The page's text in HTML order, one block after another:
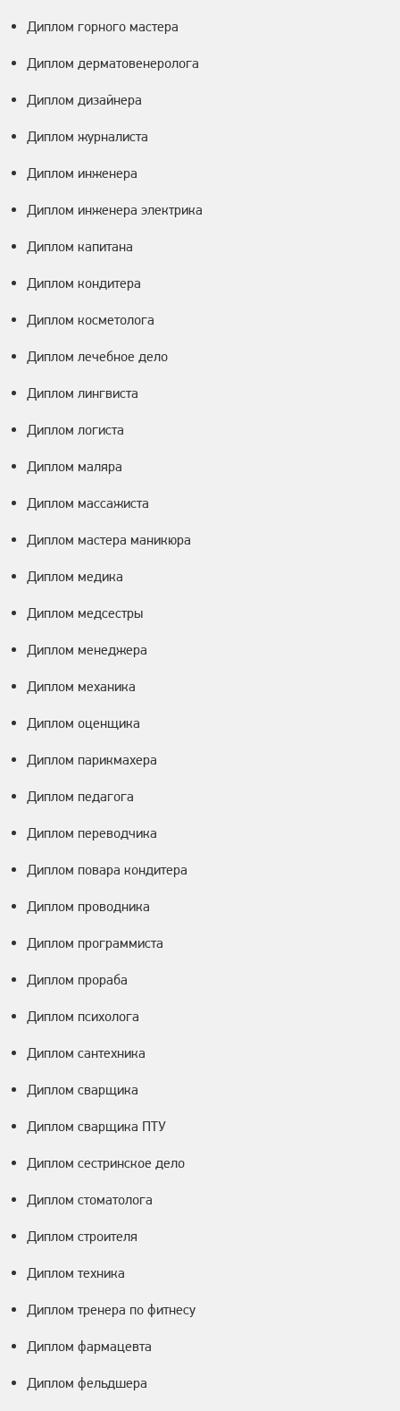
Диплом горного мастера
Диплом дерматовенеролога
Диплом дизайнера
Диплом журналиста
Диплом инженера
Диплом инженера электрика
Диплом капитана
Диплом кондитера
Диплом косметолога
Диплом лечебное дело
Диплом лингвиста
Диплом логиста
Диплом маляра
Диплом массажиста
Диплом мастера маникюра
Диплом медика
Диплом медсестры
Диплом менеджера
Диплом механика
Диплом оценщика
Диплом парикмахера
Диплом педагога
Диплом переводчика
Диплом повара кондитера
Диплом проводника
Диплом программиста
Диплом прораба
Диплом психолога
Диплом сантехника
Диплом сварщика
Диплом сварщика ПТУ
Диплом сестринское дело
Диплом стоматолога
Диплом строителя
Диплом техника
Диплом тренера по фитнесу
Диплом фармацевта
Диплом фельдшера